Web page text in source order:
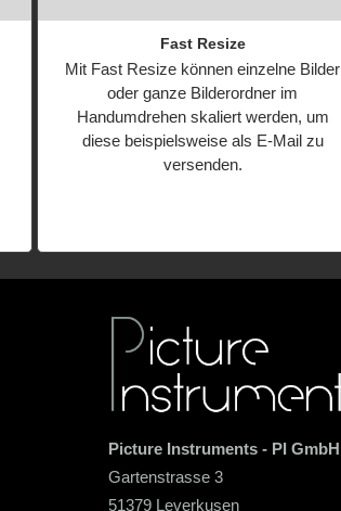
Fast Resize
Mit Fast Resize können einzelne Bilder
oder ganze Bilderordner im
Handumdrehen skaliert werden, um
diese beispielsweise als E-Mail zu
versenden.
Picture Instruments - PI GmbH
Gartenstrasse 3
51379 Leverkusen